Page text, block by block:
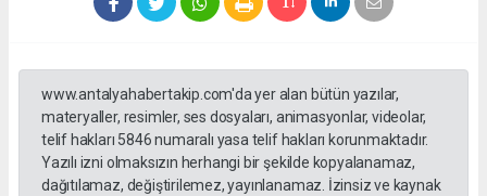
www.antalyahabertakip.com'da yer alan bütün yazılar,
materyaller, resimler, ses dosyaları, animasyonlar, videolar,
telif hakları 5846 numaralı yasa telif hakları korunmaktadır.
Yazılı izni olmaksızın herhangi bir şekilde kopyalanamaz,
dağıtılamaz, değiştirilemez, yayınlanamaz. İzinsiz ve kaynak